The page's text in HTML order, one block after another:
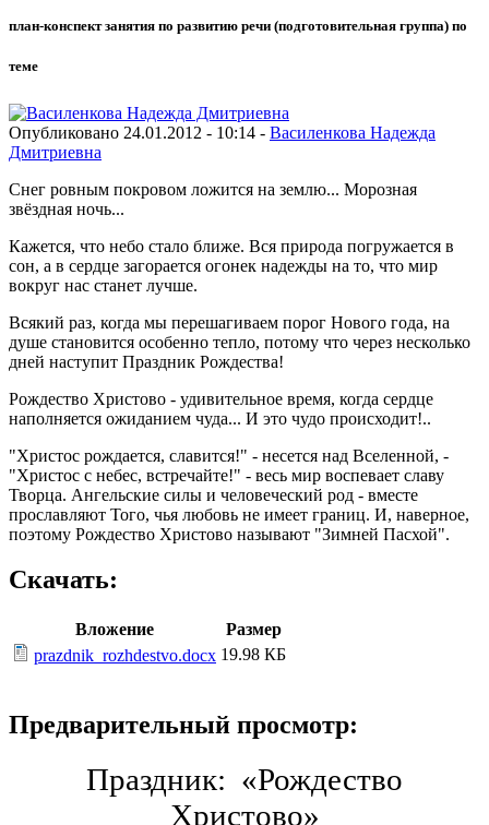
план-конспект занятия по развитию речи (подготовительная группа) по
теме
Опубликовано 24.01.2012 - 10:14 - Василенкова Надежда
Дмитриевна
Снег ровным покровом ложится на землю... Морозная
звёздная ночь...
Кажется, что небо стало ближе. Вся природа погружается в
сон, а в сердце загорается огонек надежды на то, что мир
вокруг нас станет лучше.
Всякий раз, когда мы перешагиваем порог Нового года, на
душе становится особенно тепло, потому что через несколько
дней наступит Праздник Рождества!
Рождество Христово - удивительное время, когда сердце
наполняется ожиданием чуда... И это чудо происходит!..
"Христос рождается, славится!" - несется над Вселенной, -
"Христос с небес, встречайте!" - весь мир воспевает славу
Творца. Ангельские силы и человеческий род - вместе
прославляют Того, чья любовь не имеет границ. И, наверное,
поэтому Рождество Христово называют "Зимней Пасхой".
Скачать:
Вложение
Размер
prazdnik_rozhdestvo.docx 19.98 КБ
Предварительный просмотр:
Праздник: «Рождество
Христово»